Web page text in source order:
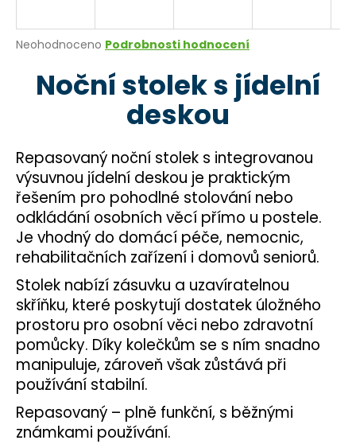
Průměrné
produktu
hvězdiček.
Neohodnoceno Podrobnosti hodnocení
Noční stolek s jídelní
deskou
Repasovaný noční stolek s integrovanou
výsuvnou jídelní deskou je praktickým
řešením pro pohodlné stolování nebo
odkládání osobních věcí přímo u postele.
Je vhodný do domácí péče, nemocnic,
rehabilitačních zařízení i domovů seniorů.
Stolek nabízí zásuvku a uzavíratelnou
skříňku, které poskytují dostatek úložného
prostoru pro osobní věci nebo zdravotní
pomůcky. Díky kolečkům se s ním snadno
manipuluje, zároveň však zůstává při
používání stabilní.
Repasovaný – plně funkční, s běžnými
známkami používání.
j
HLEDAT
D
p
o
r
u
č
u
j
e
m